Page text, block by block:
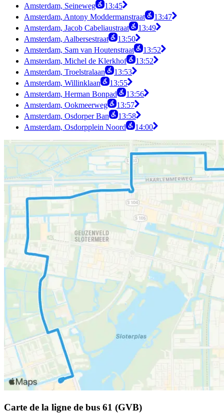
Amsterdam, Seineweg
13:45
Amsterdam, Antony Moddermanstraat
13:47
Amsterdam, Jacob Cabeliaustraat
13:49
Amsterdam, Aalbersestraat
13:50
Amsterdam, Sam van Houtenstraat
13:52
Amsterdam, Michel de Klerkhof
13:52
Amsterdam, Troelstralaan
13:53
Amsterdam, Willinklaan
13:55
Amsterdam, Herman Bonpad
13:56
Amsterdam, Ookmeerweg
13:57
Amsterdam, Osdorper Ban
13:58
Amsterdam, Osdorpplein Noord
14:00
Carte de la ligne de bus 61 (GVB)